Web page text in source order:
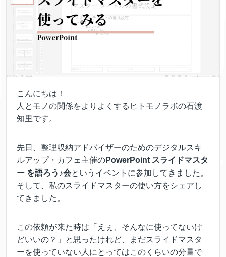
こんにちは！
人とモノの関係をよりよくするヒトモノラボの石渡
知里です。
先日、整理収納アドバイザーのためのデジタルスキ
ルアップ・カフェ主催のPowerPoint スライドマスタ
ー を語ろう♪会というイベントに参加してきました。
そして、私のスライドマスターの使い方をシェアし
てきました。
この依頼が来た時は「えぇ、そんなに使ってないけ
どいいの？」と思ったけれど、まだスライドマスタ
ーを使っていない人にとってはこのくらいの分量で